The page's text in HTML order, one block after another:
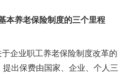
本养老保险制度的三个里程
业职工养老保险制度改革的
出保费由国家、企业、个人三